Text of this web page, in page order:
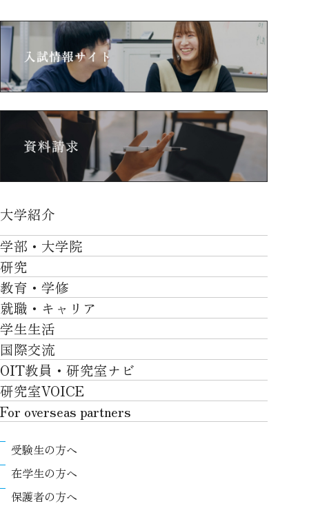
大学紹介
大学紹介TOP
OVER THE LIMIT
大学について
施設一覧
社会・地域・高大連携
川上村での取り組み
アクセス
ポリシー/コンプライアンス
卒業生VOICE
学部・大学院
学部・大学院TOP
工学部
ロボティクス＆デザイン工学部
情報科学部
知的財産学部
工学研究科
ロボティクス＆デザイン工学研究科
知的財産専門職大学院
研究
研究TOP
研究について
産官学連携
教育・学修
教育・学修TOP
卒業時質保証を担う独自の教育システム
自律学修
学習支援
リカレント教育プログラム
高大接続
教職課程
教育センター
履修、授業、試験について
就職・キャリア
就職・キャリアTOP
就職サポート
キャリア形成
インターンシップ
学生生活
学生生活TOP
キャンパスライフ
課外活動
学費
奨学金
生活支援
情報センター
国際交流
国際交流TOP
グローバルな人材育成
国際交流プログラムについて
国際交流プログラムのサポート体制等
キャンパス内での国際交流
国際交流センター
OIT教員・研究室ナビ
研究室VOICE
For overseas partners
About
Research
受験生の方へ
在学生の方へ
保護者の方へ